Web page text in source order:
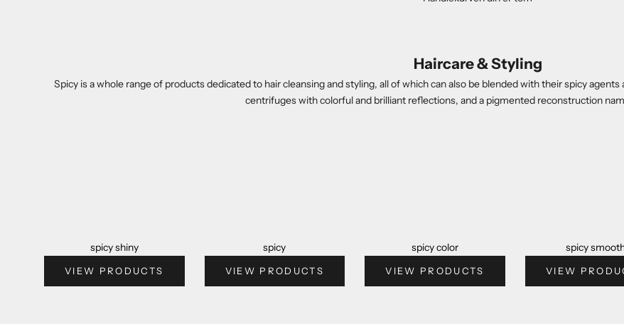
Haircare & Styling
Spicy is a whole range of products dedicated to hair cleansing and styling, all of which can also be blended with their spicy
centrifuges with colorful and brilliant reflections, and a pigmented reconstruction
spicy shiny
VIEW PRODUCTS
spicy
VIEW PRODUCTS
spicy color
VIEW PRODUCTS
spicy
VIEW